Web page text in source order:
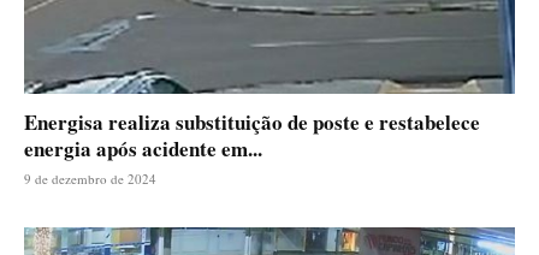
Energisa realiza substituição de poste e restabelece
energia após acidente em...
9 de dezembro de 2024